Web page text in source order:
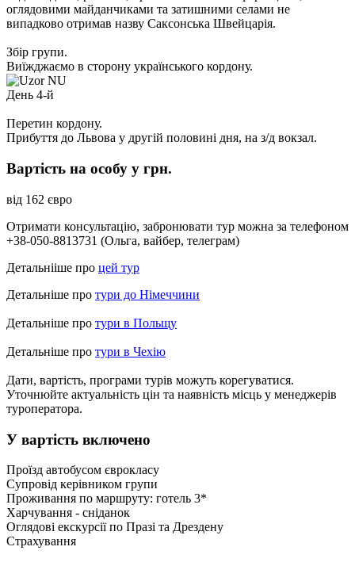
оглядовими майданчиками та затишними селами не
випадково отримав назву Саксонська Швейцарія.
Збір групи.
Виїжджаємо в сторону українського кордону.
День 4-й
Перетин кордону.
Прибуття до Львова у другій половині дня, на з/д вокзал.
Вартість на особу у грн.
від 162 євро
Отримати консультацію, забронювати тур можна за телефоном
+38-050-8813731 (Ольга, вайбер, телеграм)
Детальнііше про цей тур
Детальніше про тури до Німеччини
Детальніше про тури в Польщу
Детальніше про тури в Чехію
Дати, вартість, програми турів можуть корегуватися.
Уточнюйте актуальність цін та наявність місць у менеджерів
туроператора.
У вартість включено
Проїзд автобусом єврокласу
Супровід керівником групи
Проживання по маршруту: готель 3*
Харчування - сніданок
Оглядові екскурсії по Празі та Дрездену
Страхування